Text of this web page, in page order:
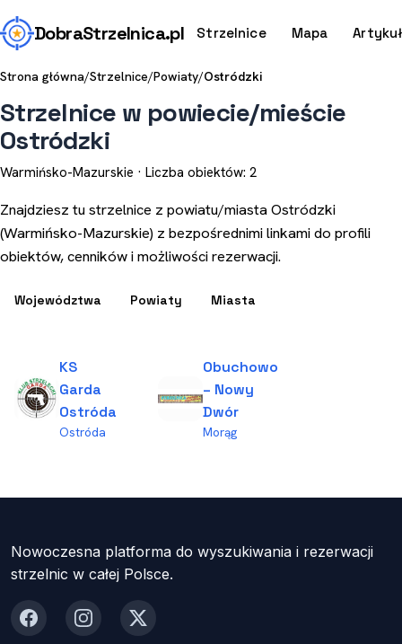
DobraStrzelnica.pl Strzelnice Mapa
Strona główna/Strzelnice/Powiaty/Ostródzki
Strzelnice w powiecie/mieście
Ostródzki
Warmińsko-Mazurskie · Liczba obiektów: 2
Znajdziesz tu strzelnice z powiatu/miasta Ostródzki
(Warmińsko-Mazurskie) z bezpośrednimi linkami do profili
obiektów, cenników i możliwości rezerwacji.
Województwa Powiaty Miasta
KS
Garda
Ostróda
Ostróda
Obuchowo
– Nowy
Dwór
Morąg
Nowoczesna platforma do wyszukiwania i rezerwacji
strzelnic w całej Polsce.
FacebookInstagram
X